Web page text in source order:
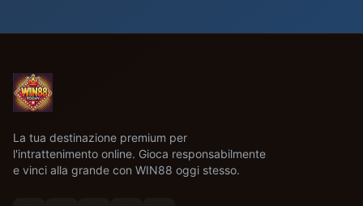
La tua destinazione premium per
l'intrattenimento online. Gioca responsabilmente
e vinci alla grande con WIN88 oggi stesso.